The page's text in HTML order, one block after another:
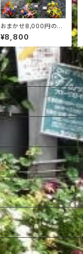
おまかせ8,000円のア
レンジ花
¥8,800